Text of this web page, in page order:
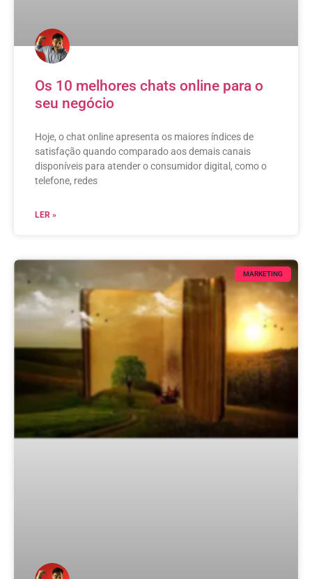
Os 10 melhores chats online para o
seu negócio
Hoje, o chat online apresenta os maiores índices de
satisfação quando comparado aos demais canais
disponíveis para atender o consumidor digital, como o
telefone, redes
LER »
MARKETING